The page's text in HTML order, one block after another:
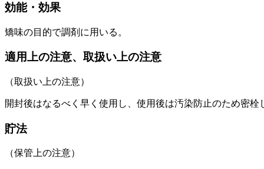
効能・効果
矯味の目的で調剤に用いる。
適用上の注意、取扱い上の注意
（取扱い上の注意）
開封後はなるべく早く使用し、使用後は汚染防止のため密栓
貯法
（保管上の注意）